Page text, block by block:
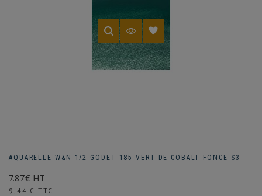
AQUARELLE W&N 1/2 GODET 185 VERT DE COBALT FONCE S3
7.87€ HT
Prix
9,44 € TTC